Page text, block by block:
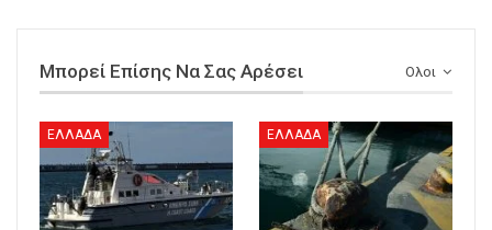
Ολοι
Μπορεί Επίσης Να Σας Αρέσει
ΕΛΛΑΔΑ ΕΛΛΑΔΑ